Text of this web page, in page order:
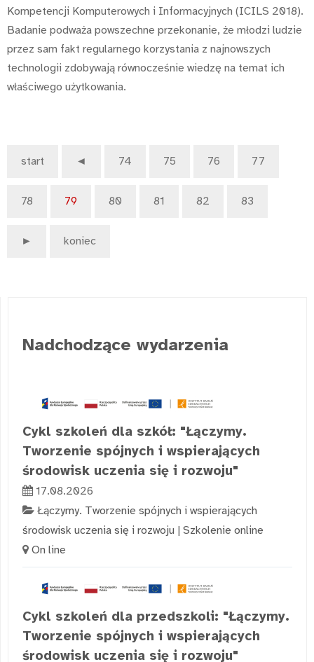
Kompetencji Komputerowych i Informacyjnych (ICILS 2018).
Badanie podważa powszechne przekonanie, że młodzi ludzie
przez sam fakt regularnego korzystania z najnowszych
technologii zdobywają równocześnie wiedzę na temat ich
właściwego użytkowania.
start ◄ 74 75 76 77
78 79 80 81 82 83
► koniec
Nadchodzące wydarzenia
Cykl szkoleń dla szkół: "Łączymy.
Tworzenie spójnych i wspierających
środowisk uczenia się i rozwoju"
17.08.2026
Łączymy. Tworzenie spójnych i wspierających
środowisk uczenia się i rozwoju | Szkolenie online
On line
Cykl szkoleń dla przedszkoli: "Łączymy.
Tworzenie spójnych i wspierających
środowisk uczenia się i rozwoju"